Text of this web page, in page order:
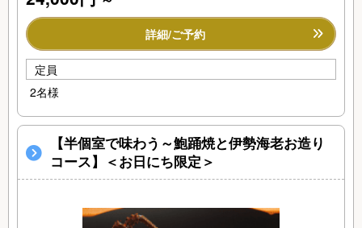
詳細/ご予約
定員
2名様
【半個室で味わう～鮑踊焼と伊勢海老お造り
コース】＜お日にち限定＞